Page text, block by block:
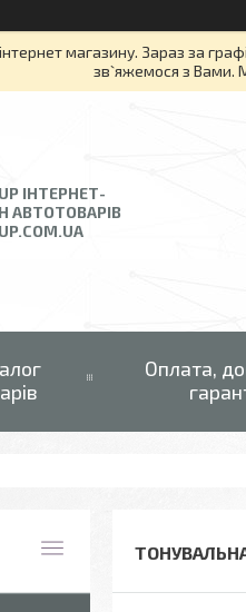
магазину. Зараз за
зв`яжемося з Вами.
ІНТЕРНЕТ-
АВТОТОВАРІВ
Оплата,
ТОНУВАЛЬНА